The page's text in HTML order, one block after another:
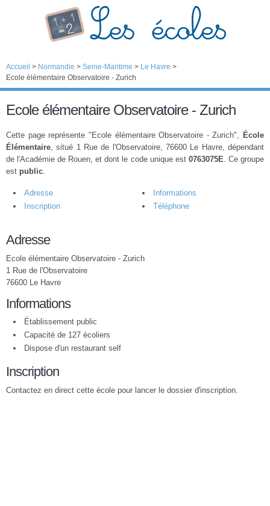
Accueil > Normandie > Seine-Maritime > Le Havre >
Ecole élémentaire Observatoire - Zurich
Ecole élémentaire Observatoire - Zurich
Cette page représente "Ecole élémentaire Observatoire - Zurich", École
Élémentaire, situé 1 Rue de l'Observatoire, 76600 Le Havre, dépendant
de l'Académie de Rouen, et dont le code unique est 0763075E. Ce groupe
est public.
Adresse
Informations
Inscription
Téléphone
Adresse
Ecole élémentaire Observatoire - Zurich
1 Rue de l'Observatoire
76600 Le Havre
Informations
Établissement public
Capacité de 127 écoliers
Dispose d'un restaurant self
Inscription
Contactez en direct cette école pour lancer le dossier d'inscription.